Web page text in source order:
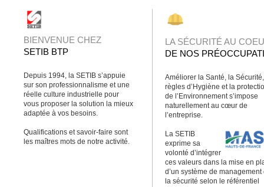
BIENVENUE CHEZ
SETIB BTP
Depuis 1994, la SETIB s’appuie
sur son professionnalisme et une
réelle culture industrielle pour
vous proposer la solution la mieux
adaptée à vos besoins.
Qualifications et savoir-faire sont
les maîtres mots de notre activité.
LA SÉCURITÉ AU
DE NOS
Améliorer la Santé, la
règles d’Hygiène et la
de l’Environnement s’impose
naturellement au cœur de
l’entreprise.
La SETIB
exprime sa
volonté d’intégrer
ces valeurs dans la mise en
d’un système de management
la sécurité selon le référentiel